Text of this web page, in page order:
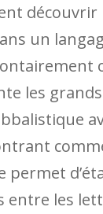
découvrir
un
les
permet
entre les